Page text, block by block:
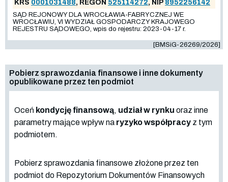
KRS 0001031488, REGON 525114272, NIP 8952256142
SĄD REJONOWY DLA WROCŁAWIA-FABRYCZNEJ WE
WROCŁAWIU, VI WYDZIAŁ GOSPODARCZY KRAJOWEGO
REJESTRU SĄDOWEGO, wpis do rejestru: 2023-04-17 r.
[BMSiG-26269/2026]
Pobierz sprawozdania finansowe i inne dokumenty
opublikowane przez ten podmiot
Oceń kondycję finansową, udział w rynku oraz inne
parametry mające wpływ na ryzyko współpracy z tym
podmiotem.
Pobierz sprawozdania finansowe złożone przez ten
podmiot do Repozytorium Dokumentów Finansowych